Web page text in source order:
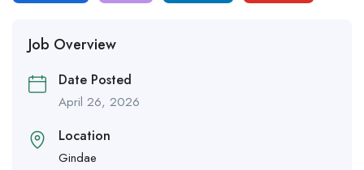
Job Overview
Date Posted
April 26, 2026
Location
Gindae